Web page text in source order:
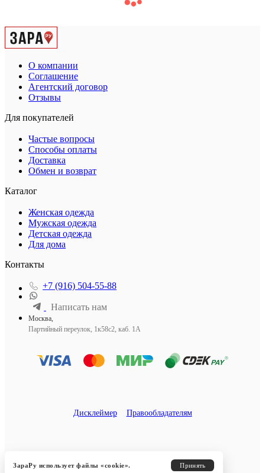
О компании
Соглашение
Агентский договор
Отзывы
Для покупателей
Частые вопросы
Способы оплаты
Доставка
Обмен и возврат
Каталог
Женская одежда
Мужская одежда
Детская одежда
Для дома
Контакты
+7 (916) 504-55-88
Написать нам
Москва,
Партийный переулок, 1к58с2, каб. 1А
Дисклеймер Правообладателям
ЗараРу использует файлы «cookie».
Принять